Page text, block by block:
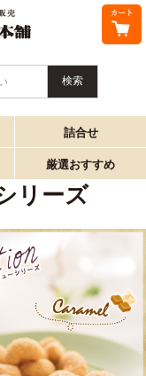
詰合せ
厳選おすすめ
リーズ